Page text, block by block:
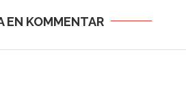
EN KOMMENTAR